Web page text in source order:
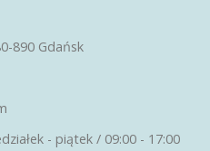
890 Gdańsk
- piątek / 09:00 - 17:00